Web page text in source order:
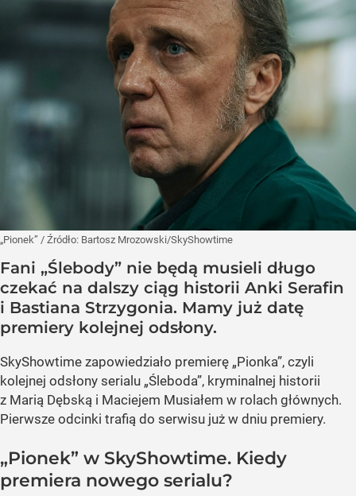
„Pionek” / Źródło: Bartosz Mrozowski/SkyShowtime
Fani „Ślebody” nie będą musieli długo
czekać na dalszy ciąg historii Anki Serafin
i Bastiana Strzygonia. Mamy już datę
premiery kolejnej odsłony.
SkyShowtime zapowiedziało premierę „Pionka”, czyli
kolejnej odsłony serialu „Śleboda”, kryminalnej historii
z Marią Dębską i Maciejem Musiałem w rolach głównych.
Pierwsze odcinki trafią do serwisu już w dniu premiery.
„Pionek” w SkyShowtime. Kiedy
premiera nowego serialu?